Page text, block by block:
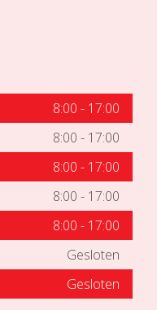
8:00 - 17:00
8:00 - 17:00
8:00 - 17:00
8:00 - 17:00
8:00 - 17:00
Gesloten
Gesloten